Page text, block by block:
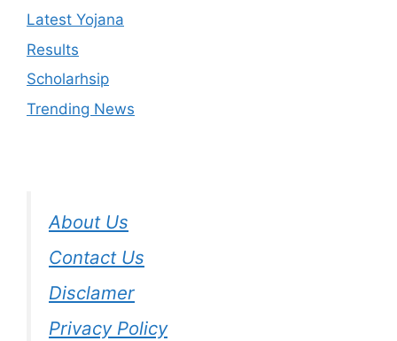
Latest Yojana
Results
Scholarhsip
Trending News
About Us
Contact Us
Disclamer
Privacy Policy